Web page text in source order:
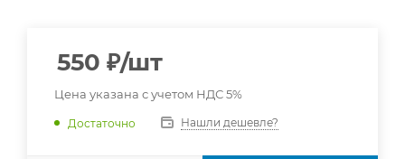
550 ₽/шт
Цена указана с учетом НДС 5%
Достаточно Нашли дешевле?